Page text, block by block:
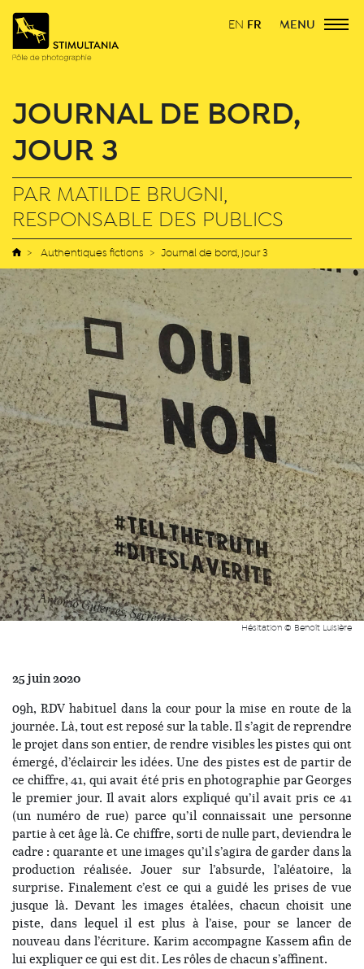
EN FR MENU
JOURNAL DE BORD,
JOUR 3
PAR MATILDE BRUGNI,
RESPONSABLE DES PUBLICS
Authentiques fictions Journal de bord, jour 3
Hésitation © Benoît Luisière
25 juin 2020
09h, RDV habituel dans la cour pour la mise en route de la
journée. Là, tout est reposé sur la table. Il s’agit de reprendre
le projet dans son entier, de rendre visibles les pistes qui ont
émergé, d’éclaircir les idées. Une des pistes est de partir de
ce chiffre, 41, qui avait été pris en photographie par Georges
le premier jour. Il avait alors expliqué qu’il avait pris ce 41
(un numéro de rue) parce qu’il connaissait une personne
partie à cet âge là. Ce chiffre, sorti de nulle part, deviendra le
cadre : quarante et une images qu’il s’agira de garder dans la
production réalisée. Jouer sur l’absurde, l’aléatoire, la
surprise. Finalement c’est ce qui a guidé les prises de vue
jusque là. Devant les images étalées, chacun choisit une
piste, dans lequel il est plus à l’aise, pour se lancer de
nouveau dans l’écriture. Karim accompagne Kassem afin de
lui expliquer ce qui est dit. Les rôles de chacun s’affinent.